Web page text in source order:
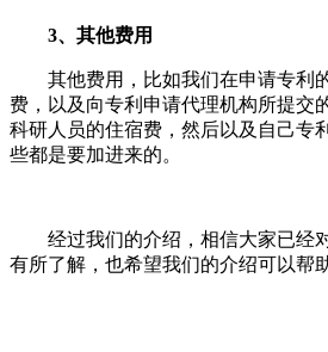
3、其他费用
其他费用，比如我们在申请专利
费，以及向专利申请代理机构所提交
科研人员的住宿费，然后以及自己专
些都是要加进来的。
经过我们的介绍，相信大家已经
有所了解，也希望我们的介绍可以帮